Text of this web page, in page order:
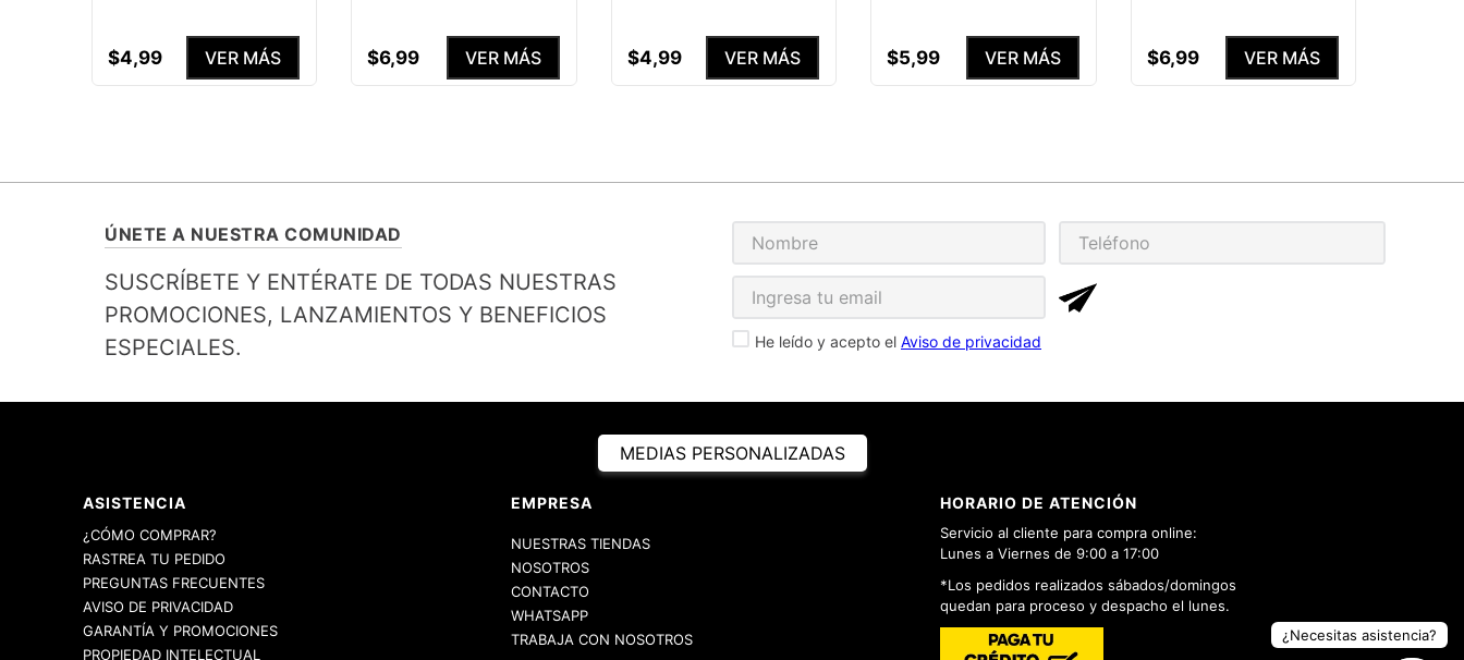
¿Necesitas asistencia?
$4,99 VER MÁS $6,99 VER MÁS $4,99 VER MÁS $5,99 VER MÁS $6,99 VER MÁS
ÚNETE A NUESTRA COMUNIDAD
SUSCRÍBETE Y ENTÉRATE DE TODAS NUESTRAS
PROMOCIONES, LANZAMIENTOS Y BENEFICIOS
ESPECIALES.
He leído y acepto el Aviso de privacidad
MEDIAS PERSONALIZADAS
ASISTENCIA
¿CÓMO COMPRAR?
RASTREA TU PEDIDO
PREGUNTAS FRECUENTES
AVISO DE PRIVACIDAD
GARANTÍA Y PROMOCIONES
PROPIEDAD INTELECTUAL
EMPRESA
NUESTRAS TIENDAS
NOSOTROS
CONTACTO
WHATSAPP
TRABAJA CON NOSOTROS
HORARIO DE ATENCIÓN
Servicio al cliente para compra online:
Lunes a Viernes de 9:00 a 17:00
*Los pedidos realizados sábados/domingos
quedan para proceso y despacho el lunes.